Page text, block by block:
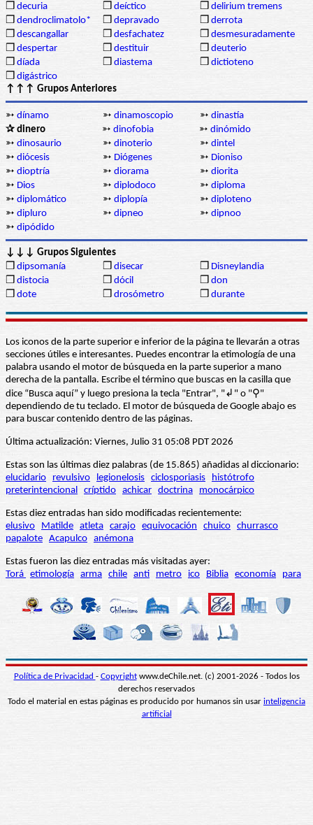
❒ decuria ❒ deíctico ❒ delirium tremens
❒ dendroclimatolo* ❒ depravado ❒ derrota
❒ descangallar ❒ desfachatez ❒ desmesuradamente
❒ despertar ❒ destituir ❒ deuterio
❒ díada ❒ diastema ❒ dictioteno
❒ digástrico
↑↑↑ Grupos Anteriores
➳ dínamo ➳ dinamoscopio ➳ dinastía
✰ dinero
➳ dinofobia ➳ dinómido
➳ dinosaurio ➳ dinoterio ➳ dintel
➳ diócesis ➳ Diógenes ➳ Dioniso
➳ dioptría ➳ diorama ➳ diorita
➳ Dios ➳ diplodoco ➳ diploma
➳ diplomático ➳ diplopía ➳ diploteno
➳ dipluro ➳ dipneo ➳ dipnoo
➳ dipódido
↓↓↓ Grupos Siguientes
❒ dipsomanía ❒ disecar ❒ Disneylandia
❒ distocia ❒ dócil ❒ don
❒ dote ❒ drosómetro ❒ durante
Los iconos de la parte superior e inferior de la página te llevarán a otras
secciones útiles e interesantes. Puedes encontrar la etimología de una
palabra usando el motor de búsqueda en la parte superior a mano
derecha de la pantalla. Escribe el término que buscas en la casilla que
dice “Busca aquí” y luego presiona la tecla "Entrar", "↲" o "⚲"
dependiendo de tu teclado. El motor de búsqueda de Google abajo es
para buscar contenido dentro de las páginas.
Última actualización: Viernes, Julio 31 05:08 PDT 2026
Estas son las últimas diez palabras (de 15.865) añadidas al diccionario:
elucidario
revulsivo legionelosis ciclosporiasis
histótrofo
preterintencional
críptido achicar doctrina monocárpico
Estas diez entradas han sido modificadas recientemente:
elusivo
Matilde atleta carajo equivocación chuico churrasco
papalote Acapulco anémona
Estas fueron las diez entradas más visitadas ayer:
Torá etimología arma chile anti metro ico Biblia economía para
Política de Privacidad - Copyrightwww.deChile.net. (c) 2001-2026 - Todos los
derechos reservados
Todo el material en estas páginas es producido por humanos sin usar inteligencia
artificial